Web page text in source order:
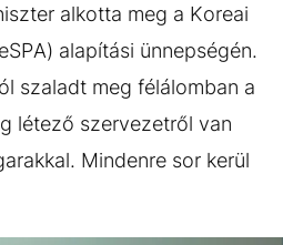
alkotta meg a Koreai
alapítási ünnepségén.
szaladt meg félálomban a
létező szervezetről van
Mindenre sor kerül